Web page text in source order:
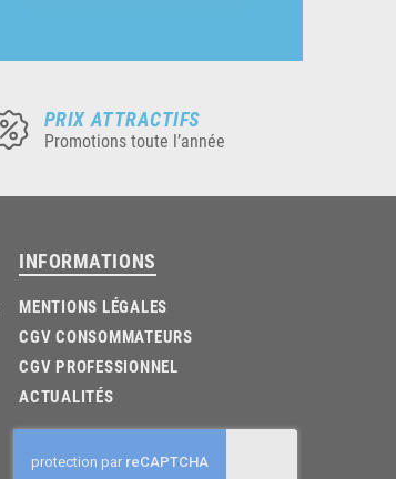
PRIX ATTRACTIFS
Promotions toute l’année
INFORMATIONS
MENTIONS LÉGALES
CGV CONSOMMATEURS
CGV PROFESSIONNEL
ACTUALITÉS